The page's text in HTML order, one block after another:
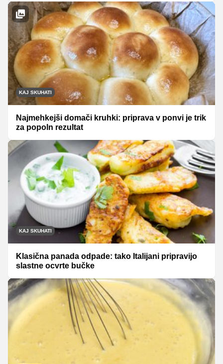
KAJ SKUHATI
Najmehkejši domači kruhki: priprava v ponvi je trik
za popoln rezultat
KAJ SKUHATI
Klasična panada odpade: tako Italijani pripravijo
slastne ocvrte bučke